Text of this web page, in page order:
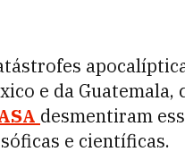
e da Guatemala,
desmentiram
e científicas.